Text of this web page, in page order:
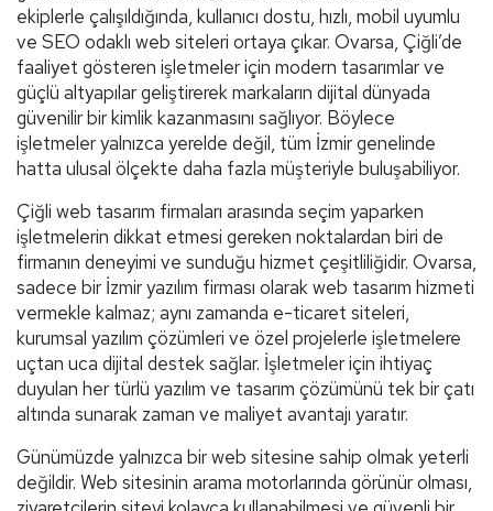
ekiplerle çalışıldığında, kullanıcı dostu, hızlı, mobil uyumlu
ve SEO odaklı web siteleri ortaya çıkar. Ovarsa, Çiğli’de
faaliyet gösteren işletmeler için modern tasarımlar ve
güçlü altyapılar geliştirerek markaların dijital dünyada
güvenilir bir kimlik kazanmasını sağlıyor. Böylece
işletmeler yalnızca yerelde değil, tüm İzmir genelinde
hatta ulusal ölçekte daha fazla müşteriyle buluşabiliyor.
Çiğli web tasarım firmaları arasında seçim yaparken
işletmelerin dikkat etmesi gereken noktalardan biri de
firmanın deneyimi ve sunduğu hizmet çeşitliliğidir. Ovarsa,
sadece bir İzmir yazılım firması olarak web tasarım hizmeti
vermekle kalmaz; aynı zamanda e-ticaret siteleri,
kurumsal yazılım çözümleri ve özel projelerle işletmelere
uçtan uca dijital destek sağlar. İşletmeler için ihtiyaç
duyulan her türlü yazılım ve tasarım çözümünü tek bir çatı
altında sunarak zaman ve maliyet avantajı yaratır.
Günümüzde yalnızca bir web sitesine sahip olmak yeterli
değildir. Web sitesinin arama motorlarında görünür olması,